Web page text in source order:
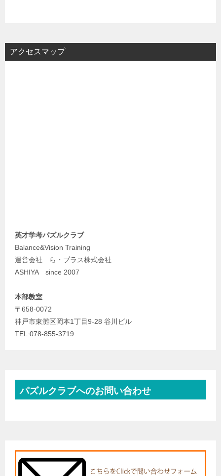
アクセスマップ
英才学考パズルクラブ
Balance&Vision Training
運営会社 ら・プラス株式会社
ASHIYA since 2007
本部教室
〒658-0072
神戸市東灘区岡本1丁目9-28 谷川ビル
TEL:078-855-3719
パズルクラブへのお問い合わせ